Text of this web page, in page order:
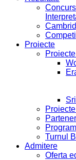
Proiecte
Turnul
Admitere
Oferta